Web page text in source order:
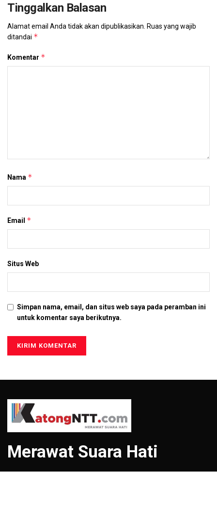
Tinggalkan Balasan
Alamat email Anda tidak akan dipublikasikan. Ruas yang wajib
ditandai *
Komentar *
Nama *
Email *
Situs Web
Simpan nama, email, dan situs web saya pada peramban ini
untuk komentar saya berikutnya.
Merawat Suara Hati